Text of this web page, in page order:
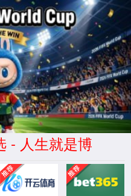
时电竞比分、赛
提交问题反馈